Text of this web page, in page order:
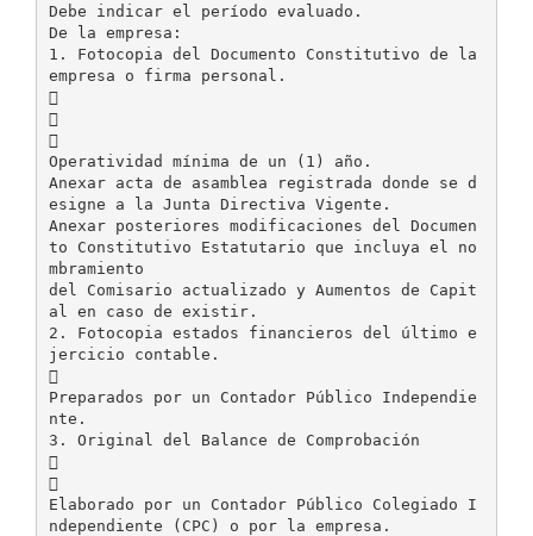
Debe indicar el período evaluado.
De la empresa:
1. Fotocopia del Documento Constitutivo de la
empresa o firma personal.



Operatividad mínima de un (1) año.
Anexar acta de asamblea registrada donde se d
esigne a la Junta Directiva Vigente.
Anexar posteriores modificaciones del Documen
to Constitutivo Estatutario que incluya el no
mbramiento
del Comisario actualizado y Aumentos de Capit
al en caso de existir.
2. Fotocopia estados financieros del último e
jercicio contable.

Preparados por un Contador Público Independie
nte.
3. Original del Balance de Comprobación


Elaborado por un Contador Público Colegiado I
ndependiente (CPC) o por la empresa.